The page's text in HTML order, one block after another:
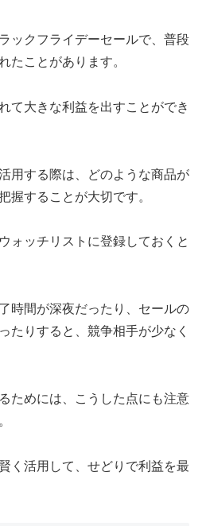
ックフライデーセールで、普段
たことがあります。
て大きな利益を出すことができ
用する際は、どのような商品が
握することが大切です。
ォッチリストに登録しておくと
時間が深夜だったり、セールの
たりすると、競争相手が少なく
ためには、こうした点にも注意
く活用して、せどりで利益を最